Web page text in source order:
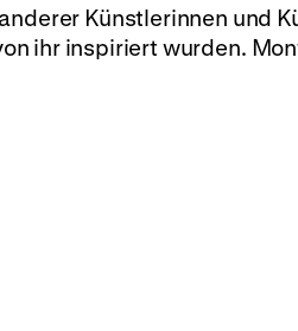
Künstlerinnen und
ihr inspiriert wurden.